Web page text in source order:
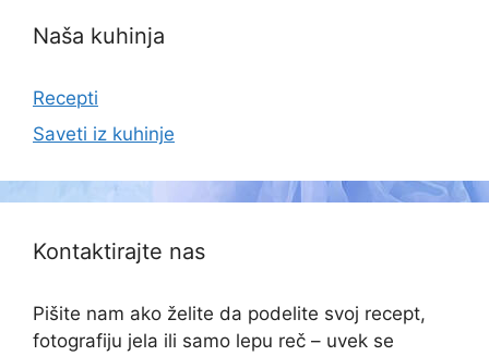
Naša kuhinja
Recepti
Saveti iz kuhinje
Kontaktirajte nas
Pišite nam ako želite da podelite svoj recept,
fotografiju jela ili samo lepu reč – uvek se